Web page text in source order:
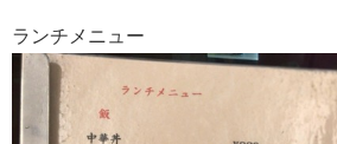
ランチメニュー